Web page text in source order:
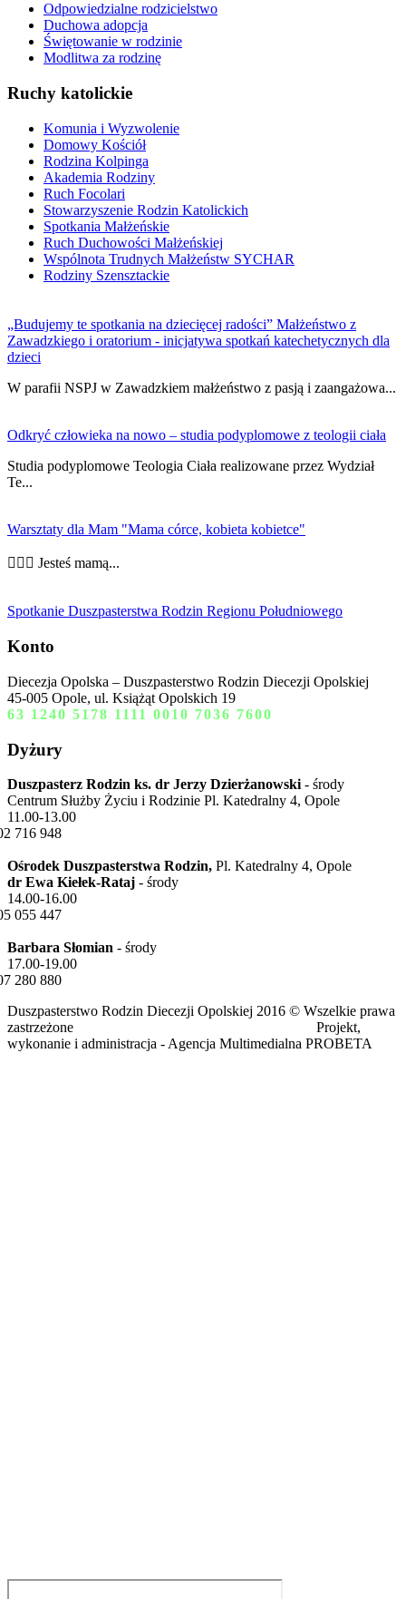
Odpowiedzialne rodzicielstwo
Duchowa adopcja
Świętowanie w rodzinie
Modlitwa za rodzinę
Ruchy katolickie
Komunia i Wyzwolenie
Domowy Kościół
Rodzina Kolpinga
Akademia Rodziny
Ruch Focolari
Stowarzyszenie Rodzin Katolickich
Spotkania Małżeńskie
Ruch Duchowości Małżeńskiej
Wspólnota Trudnych Małżeństw SYCHAR
Rodziny Szensztackie
„Budujemy te spotkania na dziecięcej radości” Małżeństwo z
Zawadzkiego i oratorium - inicjatywa spotkań katechetycznych dla
dzieci
W parafii NSPJ w Zawadzkiem małżeństwo z pasją i zaangażowa...
Odkryć człowieka na nowo – studia podyplomowe z teologii ciała
Studia podyplomowe Teologia Ciała realizowane przez Wydział
Te...
Warsztaty dla Mam "Mama córce, kobieta kobietce"
👩‍❤️‍👩 Jesteś mamą...
Spotkanie Duszpasterstwa Rodzin Regionu Południowego
Konto
Diecezja Opolska – Duszpasterstwo Rodzin Diecezji Opolskiej
45-005 Opole, ul. Książąt Opolskich 19
63 1240 5178 1111 0010 7036 7600
Dyżury
Duszpasterz Rodzin ks. dr Jerzy Dzierżanowski - środy
Centrum Służby Życiu i Rodzinie Pl. Katedralny 4, Opole
11.00-13.00
716 948
Ośrodek Duszpasterstwa Rodzin, Pl. Katedralny 4, Opole
dr Ewa Kiełek-Rataj - środy
14.00-16.00
055 447
Barbara Słomian - środy
17.00-19.00
280 880
Duszpasterstwo Rodzin Diecezji Opolskiej 2016 © Wszelkie prawa
zastrzeżone Projekt,
wykonanie i administracja - Agencja Multimedialna PROBETA